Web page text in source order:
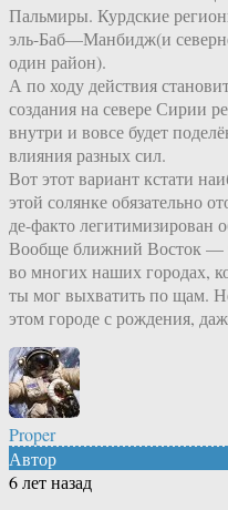
Пальмиры. Курдские
эль-Баб—Манбидж(и
один район).
А по ходу действия
создания на севере Сирии
внутри и вовсе будет
влияния разных сил.
Вот этот вариант кстати
этой солянке обязательно
де-факто легитимизирован
Вообще ближний Восток —
во многих наших городах,
ты мог выхватить по щам.
этом городе с рождения,
Proper
Автор
6 лет назад